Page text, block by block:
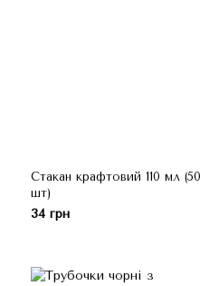
Стакан крафтовий 110 мл (50
шт)
34 грн